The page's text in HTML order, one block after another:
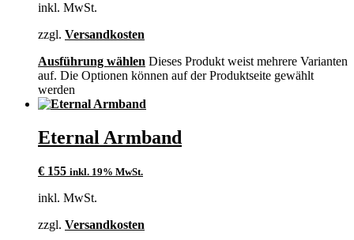
inkl. MwSt.
zzgl. Versandkosten
Ausführung wählen Dieses Produkt weist mehrere Varianten
auf. Die Optionen können auf der Produktseite gewählt
werden
Eternal Armband
€ 155 inkl. 19% MwSt.
inkl. MwSt.
zzgl. Versandkosten